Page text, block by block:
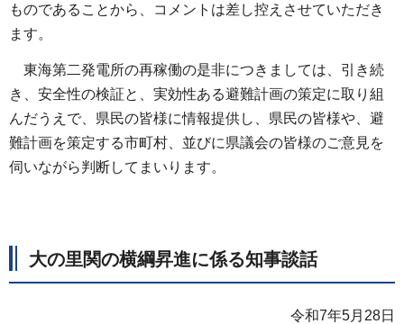
ものであることから、コメントは差し控えさせていただき
ます。
東海第二発電所の再稼働の是非につきましては、引き続
き、安全性の検証と、実効性ある避難計画の策定に取り組
んだうえで、県民の皆様に情報提供し、県民の皆様や、避
難計画を策定する市町村、並びに県議会の皆様のご意見を
伺いながら判断してまいります。
大の里関の横綱昇進に係る知事談話
令和7年5月28日